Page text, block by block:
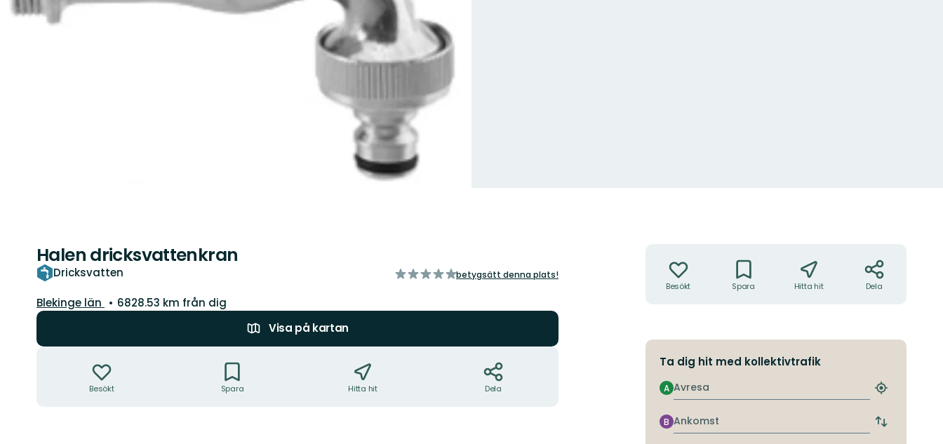
Halen dricksvattenkran
Dricksvatten
av
betygsätt denna plats!
Län:
Blekinge län
6828.53 km från dig
Visa på kartan
Besökt Spara Hitta hit Dela
Besökt Spara Hitta hit Dela
Ta dig hit med kollektivtrafik
Avresa
A
Hitta
hållplats
Ankomst
B
Byt